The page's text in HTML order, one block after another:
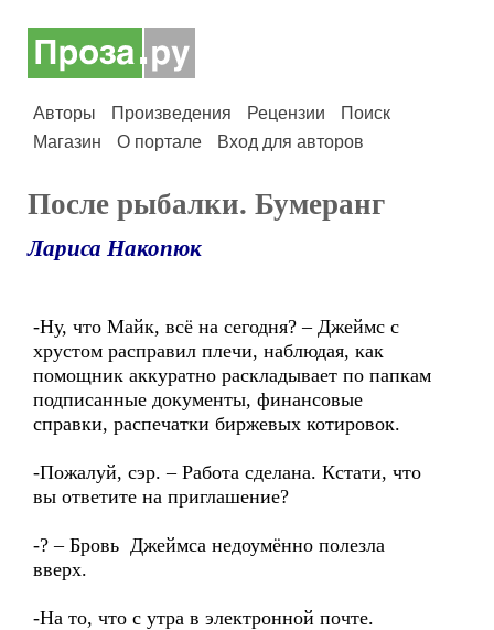
Авторы Произведения Рецензии
Поиск
Магазин
О портале Вход для авторов
После рыбалки. Бумеранг
Лариса Накопюк
-Ну, что Майк, всё на сегодня? – Джеймс с
хрустом расправил плечи, наблюдая, как
помощник аккуратно раскладывает по папкам
подписанные документы, финансовые
справки, распечатки биржевых котировок.
-Пожалуй, сэр. – Работа сделана. Кстати, что
вы ответите на приглашение?
-? – Бровь Джеймса недоумённо полезла
вверх.
-На то, что с утра в электронной почте.